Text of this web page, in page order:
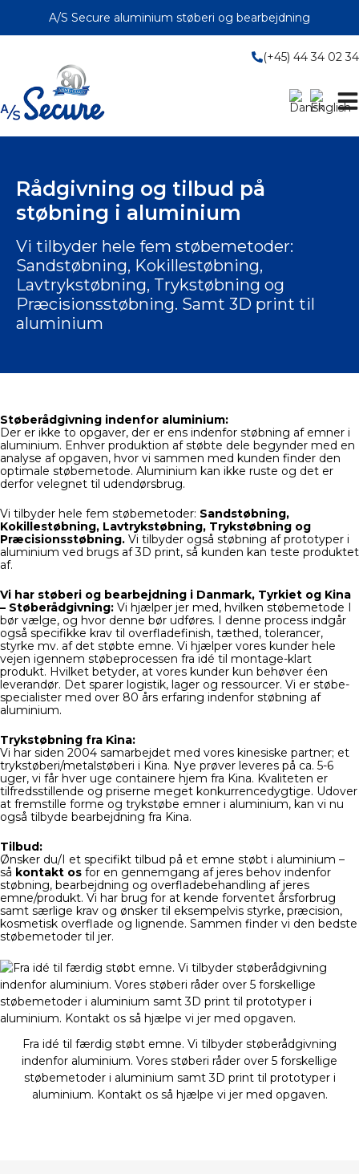
A/S Secure aluminium støberi og bearbejdning
(+45) 44 34 02 34
Rådgivning og tilbud på
støbning i aluminium
Vi tilbyder hele fem støbemetoder:
Sandstøbning, Kokillestøbning,
Lavtrykstøbning, Trykstøbning og
Præcisionsstøbning. Samt 3D print til
aluminium
Støberådgivning indenfor aluminium:
Der er ikke to opgaver, der er ens indenfor støbning af emner i
aluminium. Enhver produktion af støbte dele begynder med en
analyse af opgaven, hvor vi sammen med kunden finder den
optimale støbemetode. Aluminium kan ikke ruste og det er
derfor velegnet til udendørsbrug.
Vi tilbyder hele fem støbemetoder: Sandstøbning,
Kokillestøbning, Lavtrykstøbning, Trykstøbning og
Præcisionsstøbning. Vi tilbyder også støbning af prototyper i
aluminium ved brugs af 3D print, så kunden kan teste produktet
af.
Vi har støberi og bearbejdning i Danmark, Tyrkiet og Kina
– Støberådgivning: Vi hjælper jer med, hvilken støbemetode I
bør vælge, og hvor denne bør udføres. I denne process indgår
også specifikke krav til overfladefinish, tæthed, tolerancer,
styrke mv. af det støbte emne. Vi hjælper vores kunder hele
vejen igennem støbeprocessen fra idé til montage-klart
produkt. Hvilket betyder, at vores kunder kun behøver éen
leverandør. Det sparer logistik, lager og ressourcer. Vi er støbe-
specialister med over 80 års erfaring indenfor støbning af
aluminium.
Trykstøbning fra Kina:
Vi har siden 2004 samarbejdet med vores kinesiske partner; et
trykstøberi/metalstøberi i Kina. Nye prøver leveres på ca. 5-6
uger, vi får hver uge containere hjem fra Kina. Kvaliteten er
tilfredsstillende og priserne meget konkurrencedygtige. Udover
at fremstille forme og trykstøbe emner i aluminium, kan vi nu
også tilbyde bearbejdning fra Kina.
Tilbud:
Ønsker du/I et specifikt tilbud på et emne støbt i aluminium –
så kontakt os for en gennemgang af jeres behov indenfor
støbning, bearbejdning og overfladebehandling af jeres
emne/produkt. Vi har brug for at kende forventet årsforbrug
samt særlige krav og ønsker til eksempelvis styrke, præcision,
kosmetisk overflade og lignende. Sammen finder vi den bedste
støbemetoder til jer.
Fra idé til færdig støbt emne. Vi tilbyder støberådgivning
indenfor aluminium. Vores støberi råder over 5 forskellige
støbemetoder i aluminium samt 3D print til prototyper i
aluminium. Kontakt os så hjælpe vi jer med opgaven.